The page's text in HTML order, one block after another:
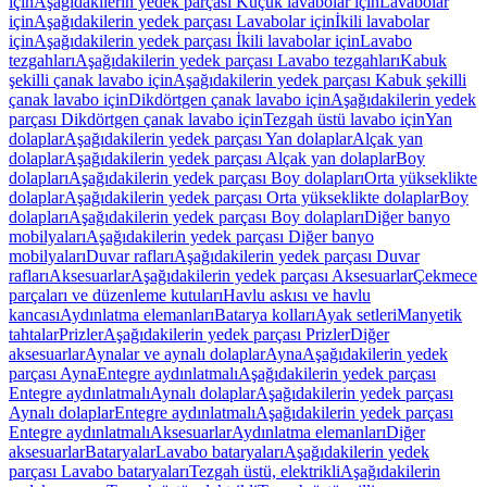
içinAşağıdakilerin yedek parçası Lavabolar içinİkili lavabolar
içinAşağıdakilerin yedek parçası İkili lavabolar içinLavabo
tezgahlarıAşağıdakilerin yedek parçası Lavabo tezgahlarıKabuk
şekilli çanak lavabo içinAşağıdakilerin yedek parçası Kabuk şekilli
çanak lavabo içinDikdörtgen çanak lavabo içinAşağıdakilerin yedek
parçası Dikdörtgen çanak lavabo içinTezgah üstü lavabo içinYan
dolaplarAşağıdakilerin yedek parçası Yan dolaplarAlçak yan
dolaplarAşağıdakilerin yedek parçası Alçak yan dolaplarBoy
dolaplarıAşağıdakilerin yedek parçası Boy dolaplarıOrta yükseklikte
dolaplarAşağıdakilerin yedek parçası Orta yükseklikte dolaplarBoy
dolaplarıAşağıdakilerin yedek parçası Boy dolaplarıDiğer banyo
mobilyalarıAşağıdakilerin yedek parçası Diğer banyo
mobilyalarıDuvar raflarıAşağıdakilerin yedek parçası Duvar
raflarıAksesuarlarAşağıdakilerin yedek parçası AksesuarlarÇekmece
parçaları ve düzenleme kutularıHavlu askısı ve havlu
kancasıAydınlatma elemanlarıBatarya kollarıAyak setleriManyetik
tahtalarPrizlerAşağıdakilerin yedek parçası PrizlerDiğer
aksesuarlarAynalar ve aynalı dolaplarAynaAşağıdakilerin yedek
parçası AynaEntegre aydınlatmalıAşağıdakilerin yedek parçası
Entegre aydınlatmalıAynalı dolaplarAşağıdakilerin yedek parçası
Aynalı dolaplarEntegre aydınlatmalıAşağıdakilerin yedek parçası
Entegre aydınlatmalıAksesuarlarAydınlatma elemanlarıDiğer
aksesuarlarBataryalarLavabo bataryalarıAşağıdakilerin yedek
parçası Lavabo bataryalarıTezgah üstü, elektrikliAşağıdakilerin